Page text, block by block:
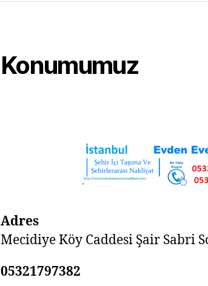
Konumumuz
Adres
Mecidiye Köy Caddesi Şair Sabri
05321797382